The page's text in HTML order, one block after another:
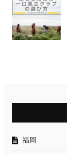
福岡